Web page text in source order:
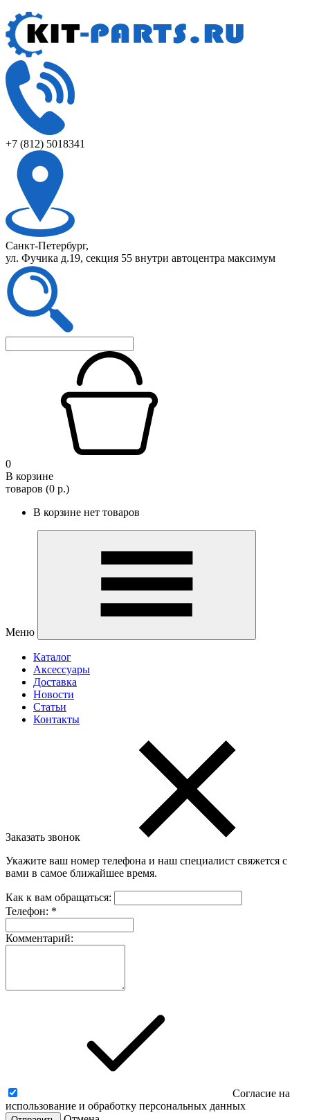
+7 (812) 5018341
Санкт-Петербург,
ул. Фучика д.19, секция 55 внутри автоцентра максимум
0
В корзине
товаров (0 р.)
В корзине нет товаров
Меню
Каталог
Аксессуары
Доставка
Новости
Статьи
Контакты
Заказать звонок
Укажите ваш номер телефона и наш специалист свяжется с
вами в самое ближайшее время.
Как к вам обращаться:
Телефон: *
Комментарий:
Согласие на
использование и обработку персональных данных